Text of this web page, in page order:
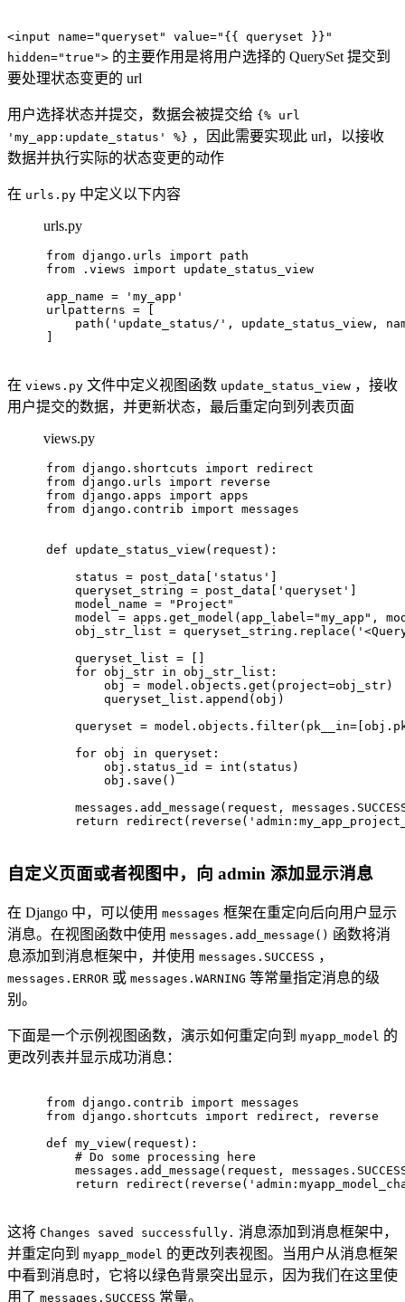
<input name="queryset" value="{{ queryset }}"
hidden="true"> 的主要作用是将用户选择的 QuerySet 提交到
要处理状态变更的 url
用户选择状态并提交，数据会被提交给 {% url
'my_app:update_status' %} ，因此需要实现此 url，以接收
数据并执行实际的状态变更的动作
在 urls.py 中定义以下内容
urls.py
from django.urls import path
from .views import update_status_view
app_name =
'my_app'
urlpatterns = [
    path(
'update_status/' , update_status_view,
在 views.py 文件中定义视图函数 update_status_view ，接收
用户提交的数据，并更新状态，最后重定向到列表页面
views.py
from django.shortcuts import redirect
from django.urls import reverse
from django.apps import apps
from django.contrib import messages
def update_status_view( request ):
    status = post_data[
'status'
    queryset_string = post_data[
'queryset'
    model_name =
"Project"
    model = apps.get_model(app_label=
"my_app" ,
    obj_str_list = queryset_string.replace(
    queryset_list = []
for obj_str in obj_str_list:
        obj = model.objects.get(project=obj_str)
        queryset_list.append(obj)
    queryset = model.objects.
filter
for obj in queryset:
        obj.status_id =
int (status)
        obj.save()
messages.add_message(request,
return redirect(reverse(
自定义页面或者视图中，向 admin 添加显示消息
在 Django 中，可以使用 messages 框架在重定向后向用户显示
消息。在视图函数中使用 messages.add_message() 函数将消
息添加到消息框架中，并使用 messages.SUCCESS ，
messages.ERROR 或 messages.WARNING 等常量指定消息的级
别。
下面是一个示例视图函数，演示如何重定向到 myapp_model 的
更改列表并显示成功消息：
from django.contrib import messages
from django.shortcuts import redirect, reverse
def my_view( request ):
# Do some processing here
messages.add_message(request,
return redirect(reverse(
这将 Changes saved successfully. 消息添加到消息框架中，
并重定向到 myapp_model 的更改列表视图。当用户从消息框架
中看到消息时，它将以绿色背景突出显示，因为我们在这里使
用了 messages.SUCCESS 常量。